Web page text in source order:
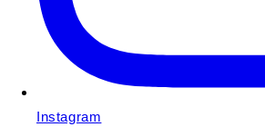
Instagram